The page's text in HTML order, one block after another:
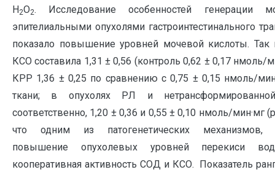
Н2О2. Исследование особенностей генерации
эпителиальными опухолями гастроинтестинального
показало повышение уровней мочевой кислоты.
КСО составила 1,31 ± 0,56 (контроль 0,62 ± 0,17 нмоль/
КРР 1,36 ± 0,25 по сравнению с 0,75 ± 0,15 нмоль/
ткани; в опухолях РЛ и
соответственно, 1,20 ± 0,36 и 0,55 ± 0,10 нмоль/мин·мг
что одним из патогенетических механизмов,
повышение опухолевых уровней перекиси
кооперативная активность СОД и КСО. Показатель